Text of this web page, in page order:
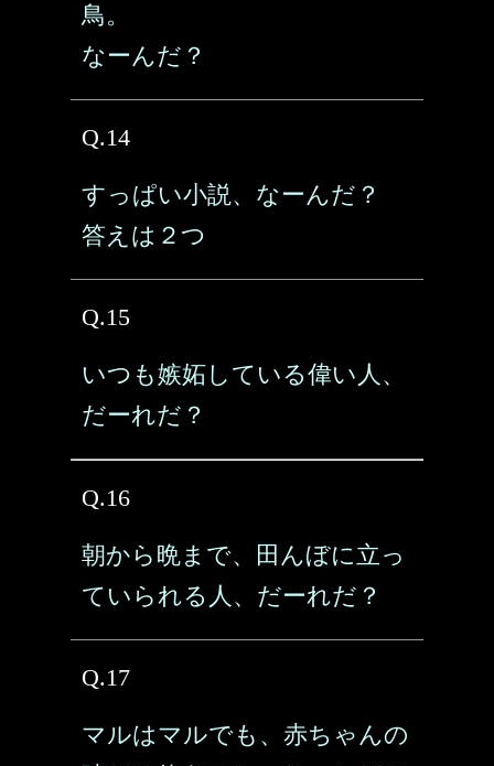
鳥。
なーんだ？
Q.14
すっぱい小説、なーんだ？
答えは２つ
Q.15
いつも嫉妬している偉い人、
だーれだ？
Q.16
朝から晩まで、田んぼに立っ
ていられる人、だーれだ？
Q.17
マルはマルでも、赤ちゃんの